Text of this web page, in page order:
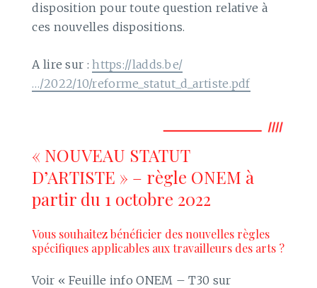
disposition pour toute question relative à
ces nouvelles dispositions.
A lire sur :https://ladds.be/
…/2022/10/reforme_statut_d_artiste.pdf
« NOUVEAU STATUT
D’ARTISTE » – règle ONEM à
partir du 1 octobre 2022
Vous souhaitez bénéficier des nouvelles règles
spécifiques applicables aux travailleurs des arts ?
Voir « Feuille info ONEM – T30 sur